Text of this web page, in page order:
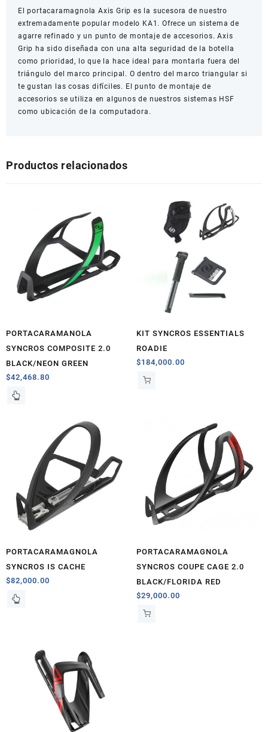
El portacaramagnola Axis Grip es la sucesora de nuestro
extremadamente popular modelo KA1. Ofrece un sistema de
agarre refinado y un punto de montaje de accesorios. Axis
Grip ha sido diseñada con una alta seguridad de la botella
como prioridad, lo que la hace ideal para montarla fuera del
triángulo del marco principal. O dentro del marco triangular si
te gustan las cosas difíciles. El punto de montaje de
accesorios se utiliza en algunos de nuestros sistemas HSF
como ubicación de la computadora.
Productos relacionados
PORTACARAMANOLA
SYNCROS COMPOSITE 2.0
BLACK/NEON GREEN
$42,468.80
KIT SYNCROS ESSENTIALS
ROADIE
$184,000.00
PORTACARAMAGNOLA
SYNCROS IS CACHE
$82,000.00
PORTACARAMAGNOLA
SYNCROS COUPE CAGE 2.0
BLACK/FLORIDA RED
$29,000.00